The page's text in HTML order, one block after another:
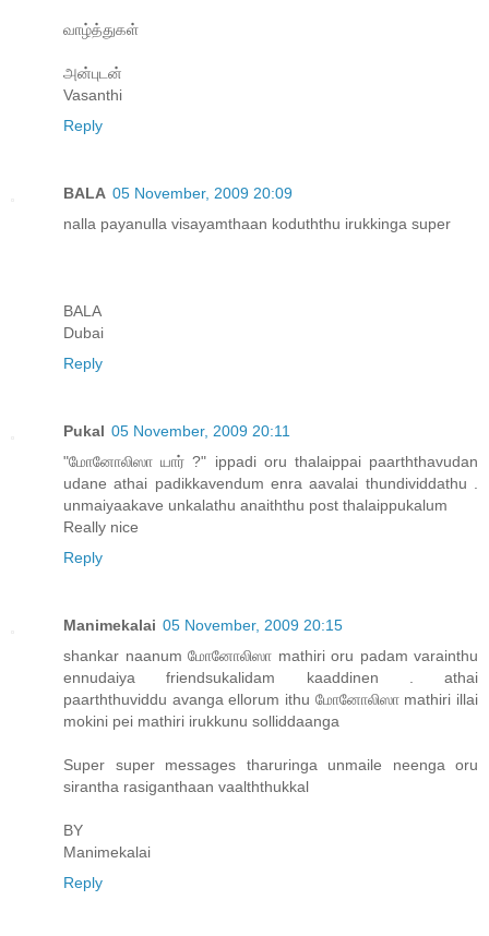
வாழ்த்துகள்
அன்புடன்
Vasanthi
Reply
BALA 05 November, 2009 20:09
nalla payanulla visayamthaan koduththu irukkinga super
BALA
Dubai
Reply
Pukal 05 November, 2009 20:11
"மோனோலிஸா யார் ?" ippadi oru thalaippai paarththavudan
udane athai padikkavendum enra aavalai thundividdathu .
unmaiyaakave unkalathu anaiththu post thalaippukalum
Really nice
Reply
Manimekalai 05 November, 2009 20:15
shankar naanum மோனோலிஸா mathiri oru padam varainthu
ennudaiya friendsukalidam kaaddinen . athai
paarththuviddu avanga ellorum ithu மோனோலிஸா mathiri illai
mokini pei mathiri irukkunu solliddaanga
Super super messages tharuringa unmaile neenga oru
sirantha rasiganthaan vaalththukkal
BY
Manimekalai
Reply